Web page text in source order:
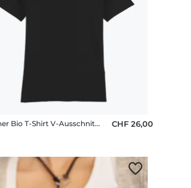
Männer Bio T-Shirt V-Ausschnitt Stanley Stella CHF 26,00